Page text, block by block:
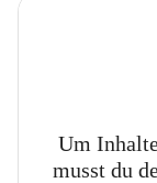
Um
musst du